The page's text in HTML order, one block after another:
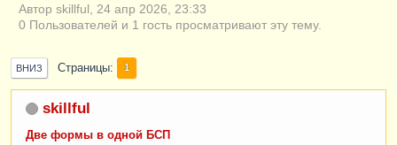
Автор skillful, 24 апр 2026, 23:33
0 Пользователей и 1 гость просматривают эту тему.
ВНИЗ Страницы 1
skillful
Две формы в одной БСП